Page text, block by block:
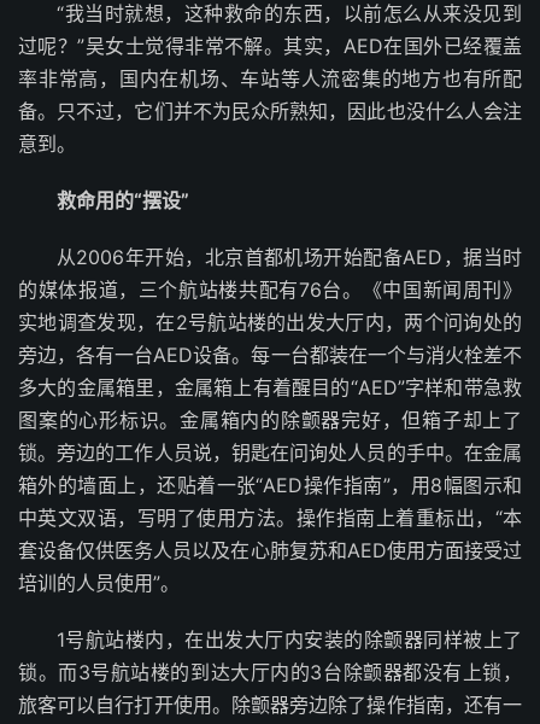
“我当时就想，这种救命的东西，以前怎么从来没见到
过呢？”吴女士觉得非常不解。其实，AED在国外已经覆盖
率非常高，国内在机场、车站等人流密集的地方也有所配
备。只不过，它们并不为民众所熟知，因此也没什么人会注
意到。
救命用的“摆设”
从2006年开始，北京首都机场开始配备AED，据当时
的媒体报道，三个航站楼共配有76台。《中国新闻周刊》
实地调查发现，在2号航站楼的出发大厅内，两个问询处的
旁边，各有一台AED设备。每一台都装在一个与消火栓差不
多大的金属箱里，金属箱上有着醒目的“AED”字样和带急救
图案的心形标识。金属箱内的除颤器完好，但箱子却上了
锁。旁边的工作人员说，钥匙在问询处人员的手中。在金属
箱外的墙面上，还贴着一张“AED操作指南”，用8幅图示和
中英文双语，写明了使用方法。操作指南上着重标出，“本
套设备仅供医务人员以及在心肺复苏和AED使用方面接受过
培训的人员使用”。
1号航站楼内，在出发大厅内安装的除颤器同样被上了
锁。而3号航站楼的到达大厅内的3台除颤器都没有上锁，
旅客可以自行打开使用。除颤器旁边除了操作指南，还有一